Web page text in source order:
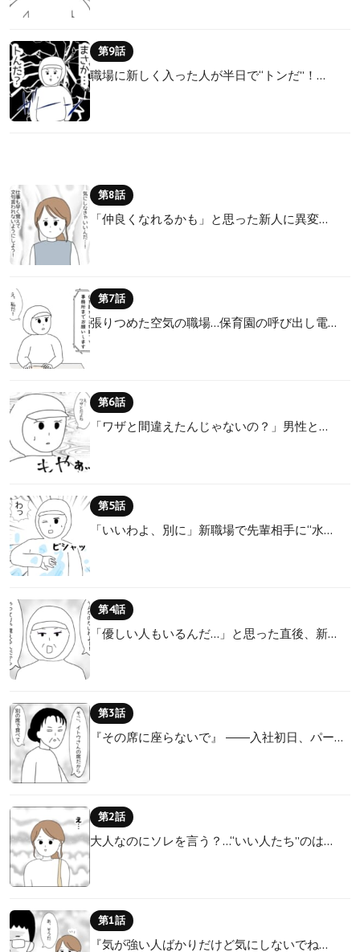
第9話
職場に新しく入った人が半日で“トンだ”！…
第8話
「仲良くなれるかも」と思った新人に異変…
第7話
張りつめた空気の職場…保育園の呼び出し電…
第6話
「ワザと間違えたんじゃないの？」男性と…
第5話
「いいわよ、別に」新職場で先輩相手に“水…
第4話
「優しい人もいるんだ…」と思った直後、新…
第3話
『その席に座らないで』 ――入社初日、パー…
第2話
大人なのにソレを言う？…“いい人たち”のは…
第1話
『気が強い人ばかりだけど気にしないでね…